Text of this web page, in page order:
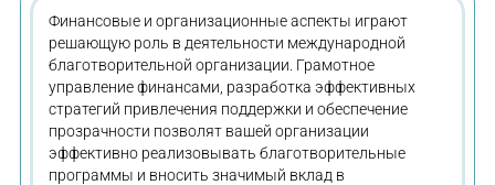
Финансовые и организационные аспекты играют
решающую роль в деятельности международной
благотворительной организации. Грамотное
управление финансами, разработка эффективных
стратегий привлечения поддержки и обеспечение
прозрачности позволят вашей организации
эффективно реализовывать благотворительные
программы и вносить значимый вклад в